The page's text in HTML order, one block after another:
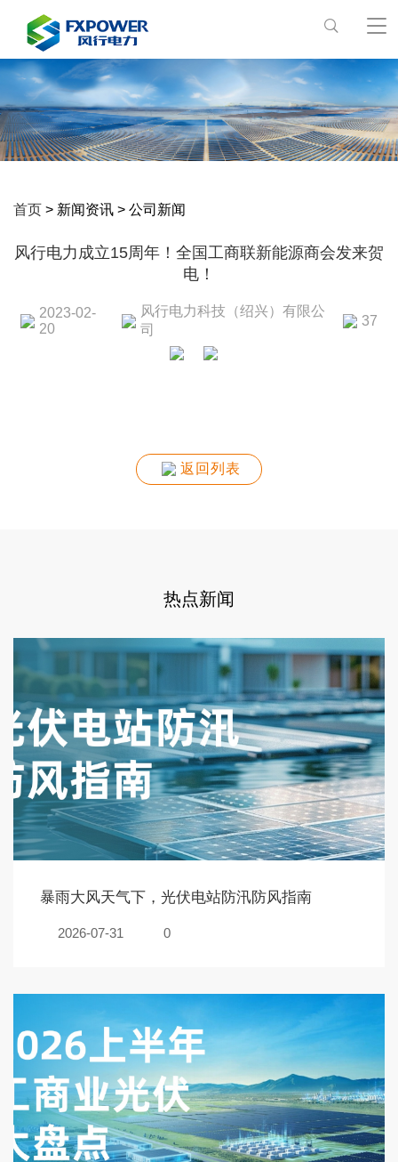
首页 > 新闻资讯 > 公司新闻
风行电力成立15周年！全国工商联新能源商会发来贺
电！
2023-02-
20
风行电力科技（绍兴）有限公
司
37
返回列表
热点新闻
暴雨大风天气下，光伏电站防汛防风指南
2026-07-31 0